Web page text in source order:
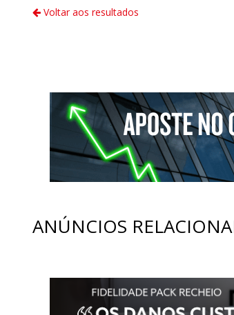
Voltar aos resultados
ANÚNCIOS